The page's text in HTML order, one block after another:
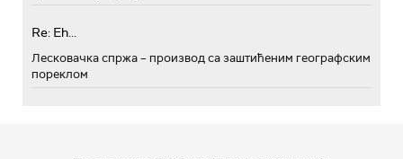
Re: Eh...
Лесковачка спржа – производ са заштићеним географским
пореклом